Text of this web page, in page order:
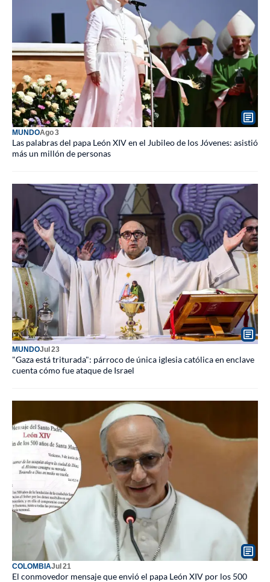
MUNDOAgo 3
Las palabras del papa León XIV en el Jubileo de los Jóvenes: asistió
más un millón de personas
MUNDOJul 23
"Gaza está triturada": párroco de única iglesia católica en enclave
cuenta cómo fue ataque de Israel
COLOMBIAJul 21
El conmovedor mensaje que envió el papa León XIV por los 500